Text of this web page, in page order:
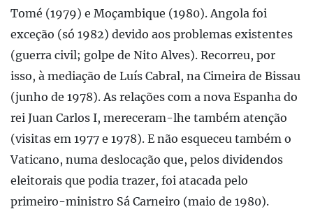
Tomé (1979) e Moçambique (1980). Angola foi
exceção (só 1982) devido aos problemas existentes
(guerra civil; golpe de Nito Alves). Recorreu, por
isso, à mediação de Luís Cabral, na Cimeira de Bissau
(junho de 1978). As relações com a nova Espanha do
rei Juan Carlos I, mereceram-lhe também atenção
(visitas em 1977 e 1978). E não esqueceu também o
Vaticano, numa deslocação que, pelos dividendos
eleitorais que podia trazer, foi atacada pelo
primeiro-ministro Sá Carneiro (maio de 1980).